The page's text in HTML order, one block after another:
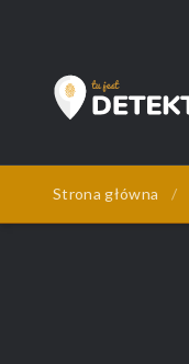
Strona główna /